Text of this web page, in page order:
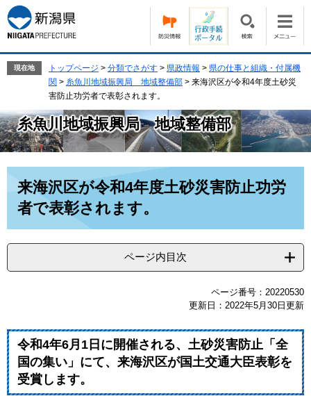
ー
ジ
の
ニ
ュ
ー
て
本
文
へ
現在地 トップページ > 分類でさがす > 県政情報 > 県の仕事と組織・付属機
関 > 糸魚川地域振興局 地域整備部 > 来海沢区が令和4年度土砂災
害防止功労者で表彰されます。
糸魚川地域振興局 地域整備部
来海沢区が令和4年度土砂災害防止功労
者で表彰されます。
ページ内目次
ページ番号：20220530
更新日：2022年5月30日更新
令和4年6月1日に開催される、土砂災害防止「全
国の集い」にて、来海沢区が国土交通大臣表彰を
受賞します。